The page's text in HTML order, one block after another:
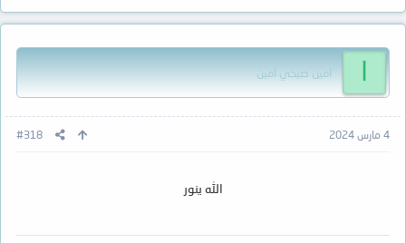
امين صبحي امين
4 مارس 2024 #318
الله ينور